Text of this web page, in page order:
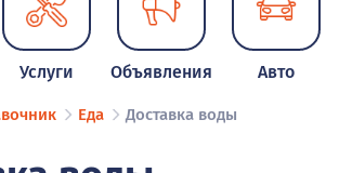
Услуги Объявления Авто
Еда Доставка воды